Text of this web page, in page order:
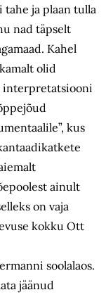
tahe ja plaan tulla
nad täpselt
Kahel
olid
interpretatsiooni
kus
ainult
on vaja
kokku Ott
soolalaos.
jäänud